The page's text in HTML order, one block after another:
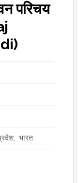
परिचय
भारत